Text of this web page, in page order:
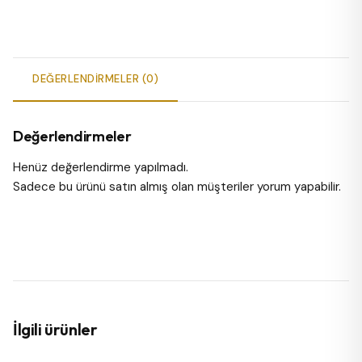
DEĞERLENDIRMELER (0)
Değerlendirmeler
Henüz değerlendirme yapılmadı.
Sadece bu ürünü satın almış olan müşteriler yorum yapabilir.
İlgili ürünler